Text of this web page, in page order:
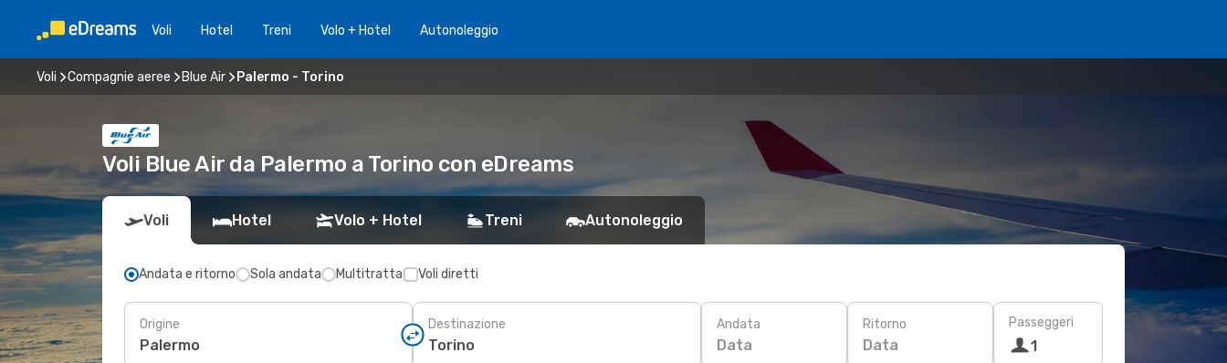
Voli Hotel Treni Volo + Hotel Autonoleggio
Voli Compagnie aeree Blue Air Palermo - Torino
Voli Blue Air da Palermo a Torino con eDreams
Voli Hotel Volo + Hotel Treni Autonoleggio
Andata e ritorno Sola andata Multitratta Voli diretti
Origine Destinazione Andata
Data
Ritorno
Data
Passeggeri
1